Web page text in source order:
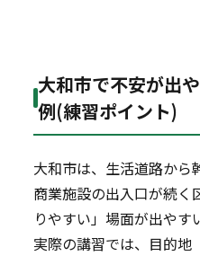
大和市で不安が出
例(練習ポイント)
大和市は、生活道路から
商業施設の出入口が続く
りやすい」場面が出やす
実際の講習では、目的地